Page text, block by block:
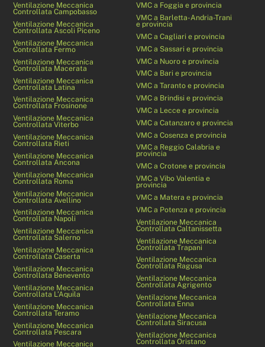
Ventilazione Meccanica
Controllata Campobasso
Ventilazione Meccanica
Controllata Ascoli Piceno
Ventilazione Meccanica
Controllata Fermo
Ventilazione Meccanica
Controllata Macerata
Ventilazione Meccanica
Controllata Latina
Ventilazione Meccanica
Controllata Frosinone
Ventilazione Meccanica
Controllata Viterbo
Ventilazione Meccanica
Controllata Rieti
Ventilazione Meccanica
Controllata Ancona
Ventilazione Meccanica
Controllata Roma
Ventilazione Meccanica
Controllata Avellino
Ventilazione Meccanica
Controllata Napoli
Ventilazione Meccanica
Controllata Salerno
Ventilazione Meccanica
Controllata Caserta
Ventilazione Meccanica
Controllata Benevento
Ventilazione Meccanica
Controllata L’Aquila
Ventilazione Meccanica
Controllata Teramo
Ventilazione Meccanica
Controllata Pescara
Ventilazione Meccanica
VMC a Foggia e provincia
VMC a Barletta-Andria-Trani
e provincia
VMC a Cagliari e provincia
VMC a Sassari e provincia
VMC a Nuoro e provincia
VMC a Bari e provincia
VMC a Taranto e provincia
VMC a Brindisi e provincia
VMC a Lecce e provincia
VMC a Catanzaro e provincia
VMC a Cosenza e provincia
VMC a Reggio Calabria e
provincia
VMC a Crotone e provincia
VMC a Vibo Valentia e
provincia
VMC a Matera e provincia
VMC a Potenza e provincia
Ventilazione Meccanica
Controllata Caltanissetta
Ventilazione Meccanica
Controllata Trapani
Ventilazione Meccanica
Controllata Ragusa
Ventilazione Meccanica
Controllata Agrigento
Ventilazione Meccanica
Controllata Enna
Ventilazione Meccanica
Controllata Siracusa
Ventilazione Meccanica
Controllata Oristano